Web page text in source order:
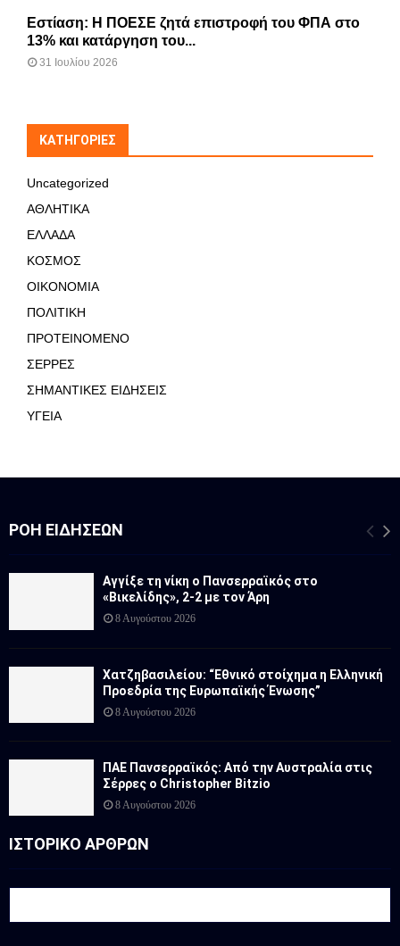
Εστίαση: Η ΠΟΕΣΕ ζητά επιστροφή του ΦΠΑ στο
13% και κατάργηση του...
31 Ιουλίου 2026
KΑΤΗΓΟΡΊΕΣ
Uncategorized
ΑΘΛΗΤΙΚΑ
ΕΛΛΑΔΑ
ΚΟΣΜΟΣ
ΟΙΚΟΝΟΜΙΑ
ΠΟΛΙΤΙΚΗ
ΠΡΟΤΕΙΝΟΜΕΝΟ
ΣΕΡΡΕΣ
ΣΗΜΑΝΤΙΚΕΣ ΕΙΔΗΣΕΙΣ
ΥΓΕΙΑ
ΡΟΉ ΕΙΔΉΣΕΩΝ
Αγγίξε τη νίκη ο Πανσερραϊκός στο
«Βικελίδης», 2-2 με τον Άρη
8 Αυγούστου 2026
Χατζηβασιλείου: “Εθνικό στοίχημα η Ελληνική
Προεδρία της Ευρωπαϊκής Ένωσης”
8 Αυγούστου 2026
ΠΑΕ Πανσερραϊκός: Από την Αυστραλία στις
Σέρρες ο Christopher Bitzio
8 Αυγούστου 2026
ΙΣΤΟΡΙΚΟ ΑΡΘΡΩΝ